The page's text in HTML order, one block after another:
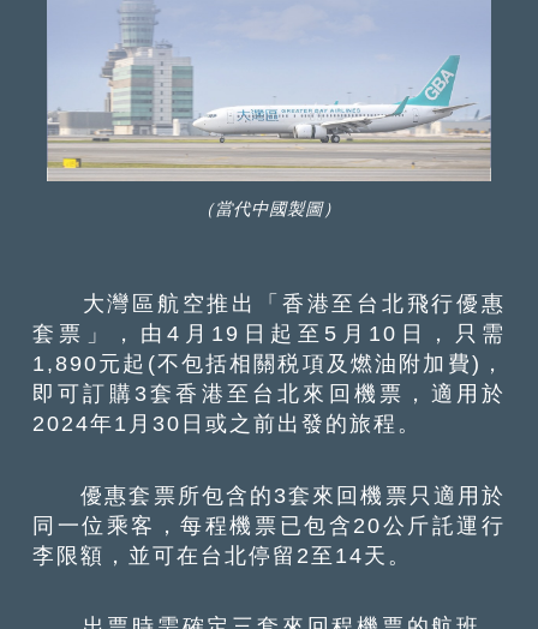
（當代中國製圖）
大灣區航空推出「香港至台北飛行優惠
套票」，由4月19日起至5月10日，只需
1,890元起(不包括相關税項及燃油附加費)，
即可訂購3套香港至台北來回機票，適用於
2024年1月30日或之前出發的旅程。
優惠套票所包含的3套來回機票只適用於
同一位乘客，每程機票已包含20公斤託運行
李限額，並可在台北停留2至14天。